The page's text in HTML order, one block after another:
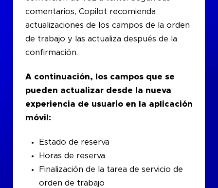
comentarios, Copilot recomienda
actualizaciones de los campos de la orden
de trabajo y las actualiza después de la
confirmación.
A continuación, los campos que se
pueden actualizar desde la nueva
experiencia de usuario en la aplicación
móvil:
Estado de reserva
Horas de reserva
Finalización de la tarea de servicio de
orden de trabajo